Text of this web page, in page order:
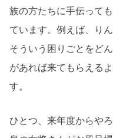
族の方たちに手伝って
ています。例えば、り
そういう困りごとをど
があれば来てもらえる
す。
ひとつ、来年度からや